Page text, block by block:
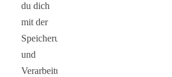
du dich
mit der
Speicherung
und
Verarbeitung